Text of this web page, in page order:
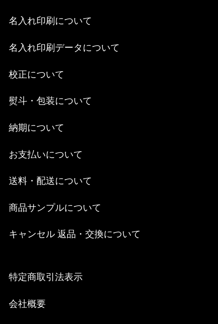
名入れ印刷について
名入れ印刷データについて
校正について
熨斗・包装について
納期について
お支払いについて
送料・配送について
商品サンプルについて
キャンセル 返品・交換について
特定商取引法表示
会社概要